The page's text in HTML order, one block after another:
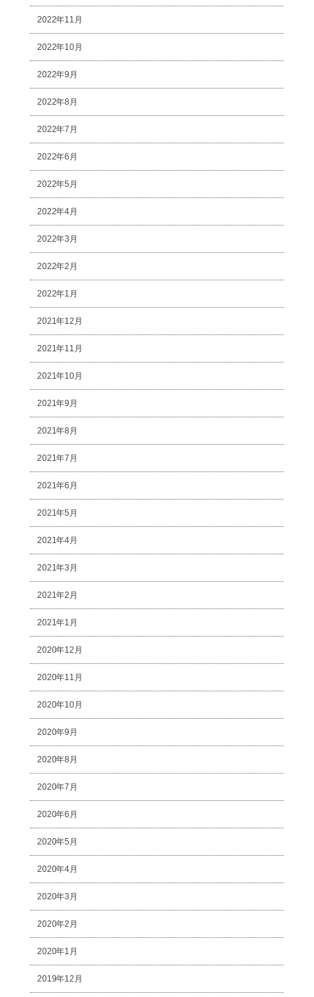
2022年11月
2022年10月
2022年9月
2022年8月
2022年7月
2022年6月
2022年5月
2022年4月
2022年3月
2022年2月
2022年1月
2021年12月
2021年11月
2021年10月
2021年9月
2021年8月
2021年7月
2021年6月
2021年5月
2021年4月
2021年3月
2021年2月
2021年1月
2020年12月
2020年11月
2020年10月
2020年9月
2020年8月
2020年7月
2020年6月
2020年5月
2020年4月
2020年3月
2020年2月
2020年1月
2019年12月